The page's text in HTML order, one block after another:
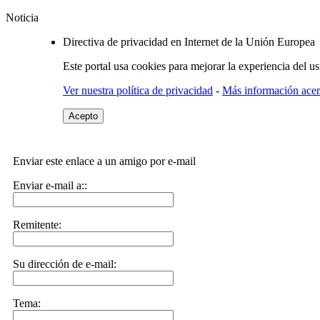
Noticia
Directiva de privacidad en Internet de la Unión Europea
Este portal usa cookies para mejorar la experiencia del
Ver nuestra política de privacidad - Más información
Acepto
Enviar este enlace a un amigo por e-mail
Enviar e-mail a::
Remitente:
Su dirección de e-mail:
Tema: